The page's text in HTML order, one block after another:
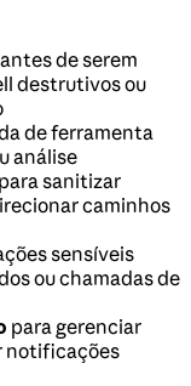
antes de serem
destrutivos ou
de ferramenta
análise
para sanitizar
caminhos
sensíveis
ou chamadas de
para gerenciar
notificações